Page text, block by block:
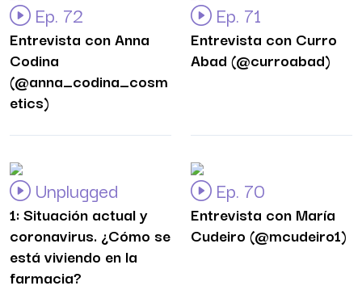
Ep. 72
Entrevista con Anna
Codina
(@anna_codina_cosm
etics)
Ep. 71
Entrevista con Curro
Abad (@curroabad)
Unplugged
1: Situación actual y
coronavirus. ¿Cómo se
está viviendo en la
farmacia?
Ep. 70
Entrevista con María
Cudeiro (@mcudeiro1)